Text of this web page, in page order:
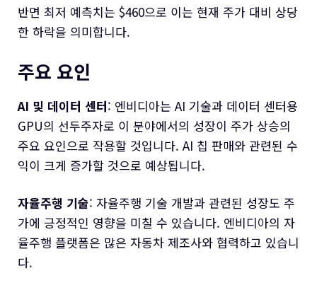
반면 최저 예측치는 $460으로 이는 현재 주가 대비 상당
한 하락을 의미합니다.
주요 요인
AI 및 데이터 센터: 엔비디아는 AI 기술과 데이터 센터용
GPU의 선두주자로 이 분야에서의 성장이 주가 상승의
주요 요인으로 작용할 것입니다. AI 칩 판매와 관련된 수
익이 크게 증가할 것으로 예상됩니다.
자율주행 기술: 자율주행 기술 개발과 관련된 성장도 주
가에 긍정적인 영향을 미칠 수 있습니다. 엔비디아의 자
율주행 플랫폼은 많은 자동차 제조사와 협력하고 있습니
다.